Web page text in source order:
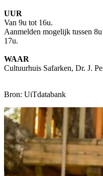
UUR
Van 9u tot 16u.
Aanmelden mogelijk tussen
17u.
WAAR
Cultuurhuis Safarken, Dr. J.
Bron: UiTdatabank